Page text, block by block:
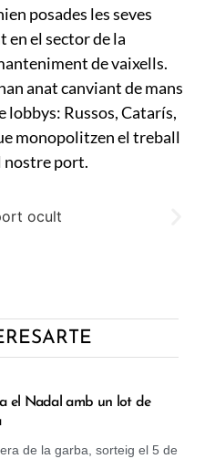
posades les seves
en el sector de la
de vaixells.
anat canviant de mans
lobbys: Russos, Catarís,
monopolitzen el treball
nostre port.
el Nadal amb un lot de
de la garba, sorteig el 5 de